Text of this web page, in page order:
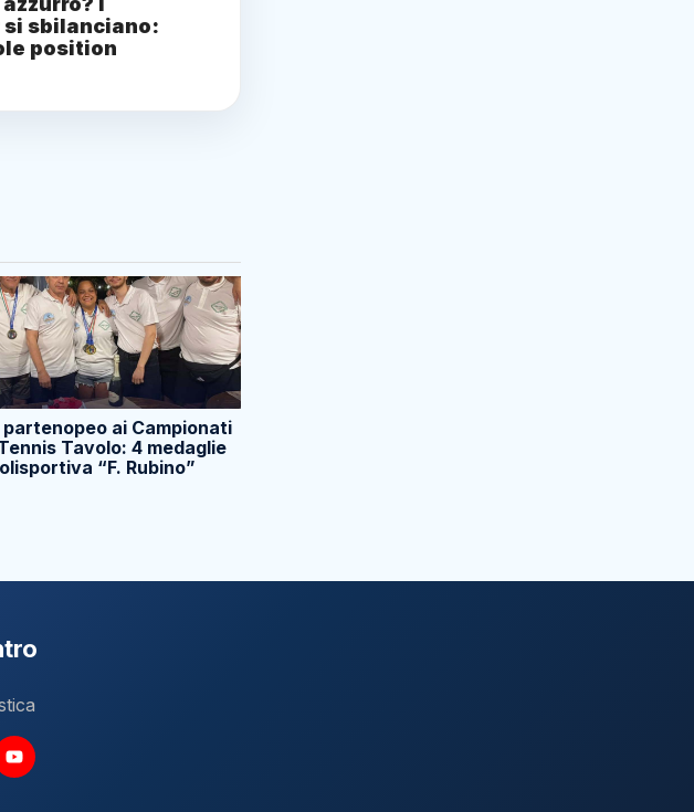
si sbilanciano:
position
ai Campionati
Tavolo: 4 medaglie
“F. Rubino”